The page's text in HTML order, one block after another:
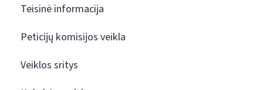
Teisinė informacija
Peticijų komisijos veikla
Veiklos sritys